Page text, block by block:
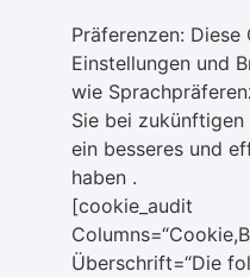
Präferenzen:
Einstellungen und
wie
Sie bei zukünftigen
ein besseres und
haben .
[cookie_audit
Überschrift=“Die